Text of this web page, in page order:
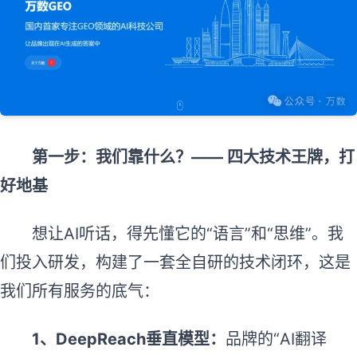
第一步：我们靠什么？—— 四大技术王牌，打
好地基
想让AI听话，得先懂它的“语言”和“思维”。我
们投入研发，构建了一套全自研的技术闭环，这是
我们所有服务的底气：
1、 DeepReach垂直模型： 品牌的“AI翻译